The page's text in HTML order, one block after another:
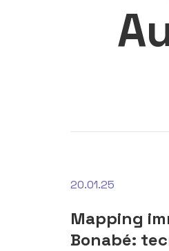
20.01.25
Mapping
Bonabé: